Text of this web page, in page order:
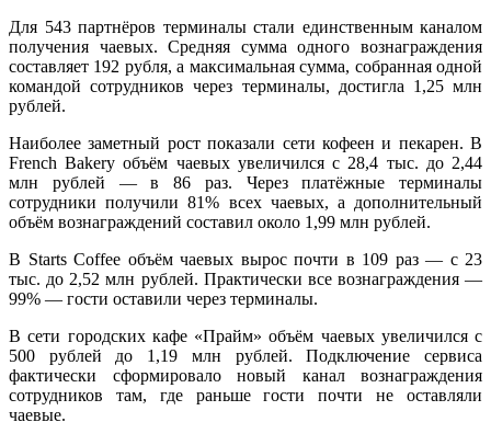
Для 543 партнёров терминалы стали единственным каналом
получения чаевых. Средняя сумма одного вознаграждения
составляет 192 рубля, а максимальная сумма, собранная одной
командой сотрудников через терминалы, достигла 1,25 млн
рублей.
Наиболее заметный рост показали сети кофеен и пекарен. В
French Bakery объём чаевых увеличился с 28,4 тыс. до 2,44
млн рублей — в 86 раз. Через платёжные терминалы
сотрудники получили 81% всех чаевых, а дополнительный
объём вознаграждений составил около 1,99 млн рублей.
В Starts Coffee объём чаевых вырос почти в 109 раз — с 23
тыс. до 2,52 млн рублей. Практически все вознаграждения —
99% — гости оставили через терминалы.
В сети городских кафе «Прайм» объём чаевых увеличился с
500 рублей до 1,19 млн рублей. Подключение сервиса
фактически сформировало новый канал вознаграждения
сотрудников там, где раньше гости почти не оставляли
чаевые.